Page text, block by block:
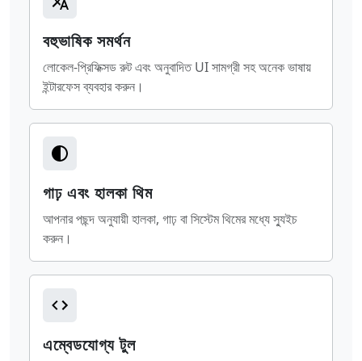
বহুভাষিক সমর্থন
লোকেল-প্রিফিক্সড রুট এবং অনুবাদিত UI সামগ্রী সহ অনেক ভাষায়
ইন্টারফেস ব্যবহার করুন।
গাঢ় এবং হালকা থিম
আপনার পছন্দ অনুযায়ী হালকা, গাঢ় বা সিস্টেম থিমের মধ্যে স্যুইচ
করুন।
এম্বেডযোগ্য টুল